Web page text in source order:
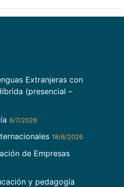
Extranjeras con
(presencial –
6/7/2026
18/6/2026
de Empresas
y pedagogía